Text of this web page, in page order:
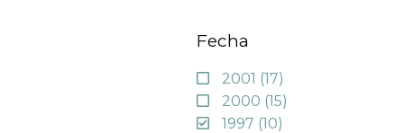
Fecha
2001 (17)
2000 (15)
1997 (10)